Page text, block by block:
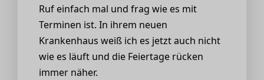
Ruf einfach mal und frag wie es mit
Terminen ist. In ihrem neuen
Krankenhaus weiß ich es jetzt auch nicht
wie es läuft und die Feiertage rücken
immer näher.